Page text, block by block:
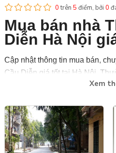
Bán nhà tại Cầu Diễn
0trên 5 điểm, bởi 0
Mua bán nhà
Diễn Hà Nội
Cập nhật thông tin mua bán,
Cầu Diễn giá tốt tại Hà Nội.
tin cho tiết về diện tích, vị trí và
Bdstanlong.vn là trang web uy
bán và sang nhượng chính chủ
thường xuyên cập nhật tình
Xem